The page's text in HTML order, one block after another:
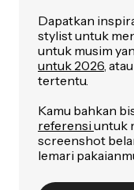
Dapatkan
stylist untuk
untuk musim
untuk 2026,
tertentu.
Kamu bahkan
referensi untuk
screenshot
lemari